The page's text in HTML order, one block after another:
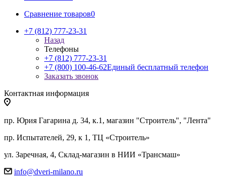
Сравнение товаров0
+7 (812) 777-23-31
Назад
Телефоны
+7 (812) 777-23-31
+7 (800) 100-46-62Единый бесплатный телефон
Заказать звонок
Контактная информация
пр. Юрия Гагарина д. 34, к.1, магазин "Строитель", "Лента"
пр. Испытателей, 29, к 1, ТЦ «Строитель»
ул. Заречная, 4, Склад-магазин в НИИ «Трансмаш»
info@dveri-milano.ru